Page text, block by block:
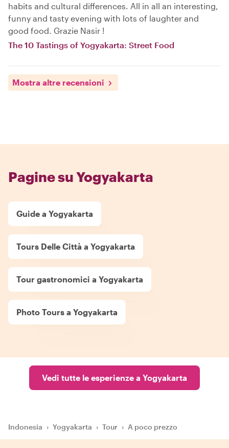
habits and cultural differences. All in all an interesting,
funny and tasty evening with lots of laughter and
good food. Grazie Nasir !
The 10 Tastings of Yogyakarta: Street Food
Mostra altre recensioni
Pagine su Yogyakarta
Guide a Yogyakarta
Tours Delle Città a Yogyakarta
Tour gastronomici a Yogyakarta
Photo Tours a Yogyakarta
Vedi tutte le esperienze a Yogyakarta
Indonesia › Yogyakarta › Tour › A poco prezzo